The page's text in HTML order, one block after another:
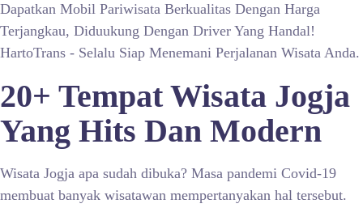
Dapatkan Mobil Pariwisata Berkualitas Dengan Harga
Terjangkau, Diduukung Dengan Driver Yang Handal!
HartoTrans - Selalu Siap Menemani Perjalanan Wisata Anda.
20+ Tempat Wisata Jogja
Yang Hits Dan Modern
Wisata Jogja apa sudah dibuka? Masa pandemi Covid-19
membuat banyak wisatawan mempertanyakan hal tersebut.